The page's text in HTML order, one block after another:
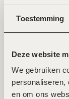
Toestemming
Deze website
We gebruiken
personaliseren,
en om ons
Zuid
hoogwaardige
voor
en beschikken